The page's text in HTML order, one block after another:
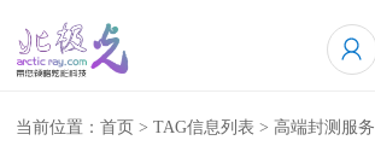
当前位置：首页 > TAG信息列表 > 高端封测服务